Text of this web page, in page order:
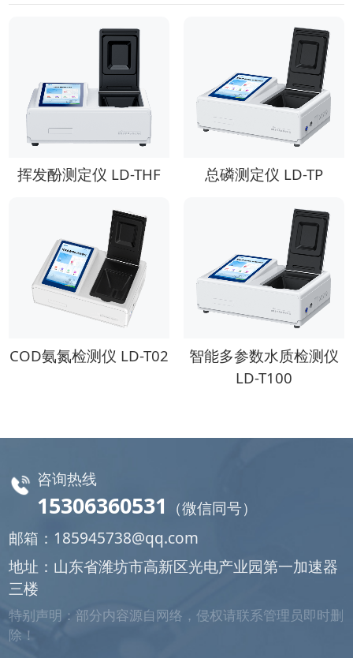
挥发酚测定仪 LD-THF 总磷测定仪 LD-TP
COD氨氮检测仪 LD-T02
智能多参数水质检测仪
LD-T100
咨询热线
15306360531
（微信同号）
邮箱： 185945738@qq.com
地址：山东省潍坊市高新区光电产业园第一加速器
三楼
特别声明：部分内容源自网络，侵权请联系管理员即时删
除！